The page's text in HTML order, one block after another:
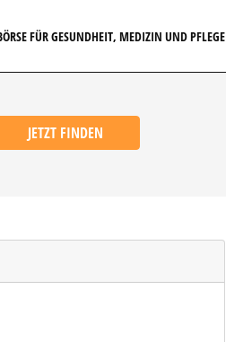
FÜR GESUNDHEIT, MEDIZIN UND PFLEGE
JETZT FINDEN